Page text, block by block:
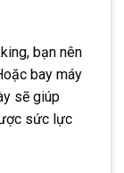
bạn nên
bay máy
sẽ giúp
sức lực